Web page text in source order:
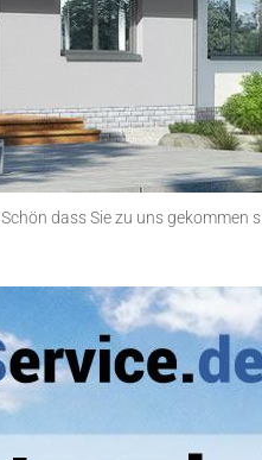
Schön dass Sie zu uns gekommen